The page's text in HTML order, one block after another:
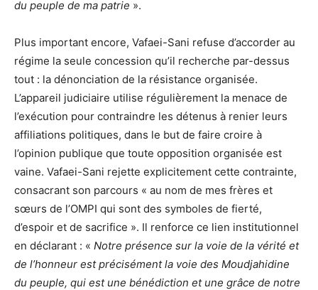
du peuple de ma patrie ».
Plus important encore, Vafaei-Sani refuse d’accorder au
régime la seule concession qu’il recherche par-dessus
tout : la dénonciation de la résistance organisée.
L’appareil judiciaire utilise régulièrement la menace de
l’exécution pour contraindre les détenus à renier leurs
affiliations politiques, dans le but de faire croire à
l’opinion publique que toute opposition organisée est
vaine. Vafaei-Sani rejette explicitement cette contrainte,
consacrant son parcours « au nom de mes frères et
sœurs de l’OMPI qui sont des symboles de fierté,
d’espoir et de sacrifice ». Il renforce ce lien institutionnel
en déclarant : « Notre présence sur la voie de la vérité et
de l’honneur est précisément la voie des Moudjahidine
du peuple, qui est une bénédiction et une grâce de notre